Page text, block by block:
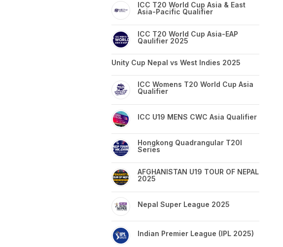
ICC T20 World Cup Asia & East
Asia-Pacific Qualifier
ICC T20 World Cup Asia-EAP
Qaulifier 2025
Unity Cup Nepal vs West Indies 2025
ICC Womens T20 World Cup Asia
Qualifier
ICC U19 MENS CWC Asia Qualifier
Hongkong Quadrangular T20I
Series
AFGHANISTAN U19 TOUR OF NEPAL
2025
Nepal Super League 2025
Indian Premier League (IPL 2025)